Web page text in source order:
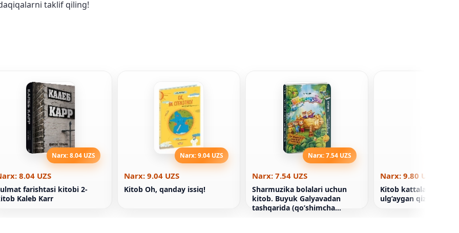
taklif qiling!
Narx: 8.04 UZS
8.04 UZS
farishtasi kitobi 2-
Kaleb Karr
Narx: 9.04 UZS
Narx: 9.04 UZS
Kitob Oh, qanday issiq!
Narx: 7.54 UZS
Narx: 7.54 UZS
Sharmuzika bolalari uchun
kitob. Buyuk Galyavadan
tashqarida (qo’shimcha
Narx: 9.80 UZS
Kitob kattalarmi?
ulg’aygan qizlar